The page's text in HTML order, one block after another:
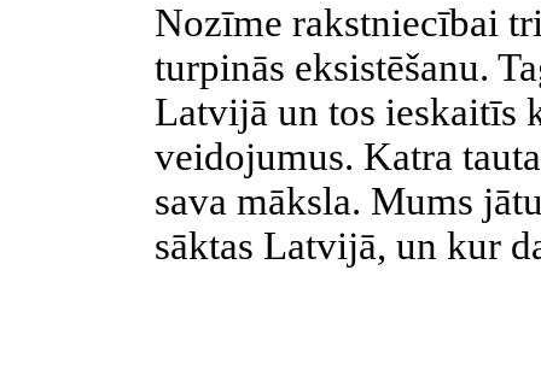
Nozīme rakstniecībai
turpinās eksistēšanu.
Latvijā un tos ieskaitīs
veidojumus. Katra
sava māksla. Mums
sāktas Latvijā, un kur